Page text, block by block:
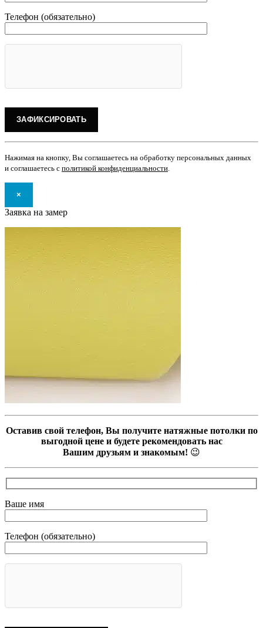
Телефон (обязательно)
Нажимая на кнопку, Вы соглашаетесь на обработку персональных данных
и соглашаетесь с политикой конфиденциальности.
×
Заявка на замер
Оставив свой телефон, Вы получите натяжные потолки по
выгодной цене и будете рекомендовать нас
Вашим друзьям и знакомым! 😉
Ваше имя
Телефон (обязательно)